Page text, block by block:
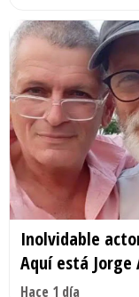
Inolvidable
Aquí está Jorge
Hace 1 día